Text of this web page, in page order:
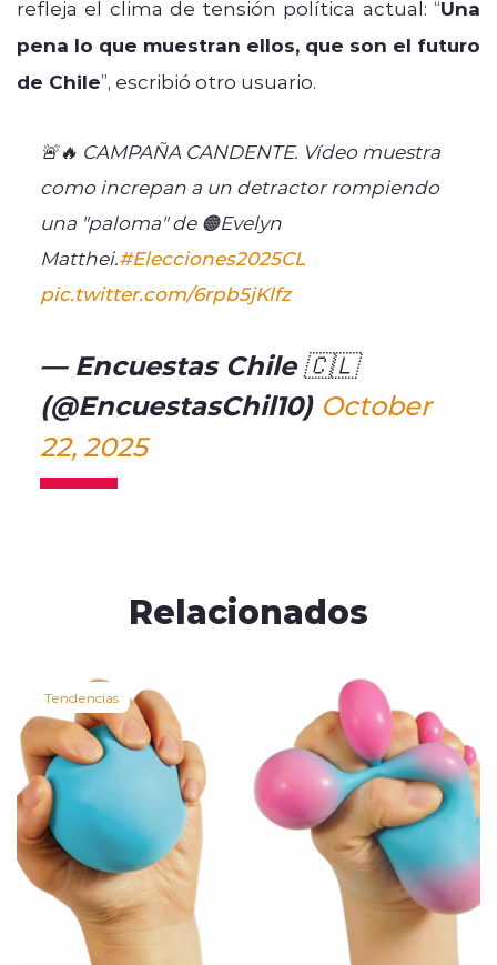
refleja el clima de tensión política actual: “Una
pena lo que muestran ellos, que son el futuro
de Chile”, escribió otro usuario.
🚨🔥 CAMPAÑA CANDENTE. Vídeo muestra
como increpan a un detractor rompiendo
una "paloma" de 🟠Evelyn
Matthei.#Elecciones2025CL
pic.twitter.com/6rpb5jKlfz
— Encuestas Chile 🇨🇱
(@EncuestasChil10) October
22, 2025
Relacionados
Tendencias